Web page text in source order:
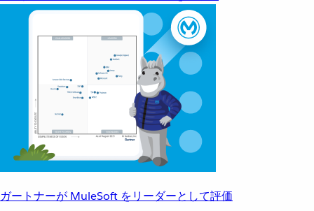
ガートナーが MuleSoft をリーダーとして評価